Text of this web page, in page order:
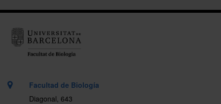
Facultad de Biología
Diagonal, 643